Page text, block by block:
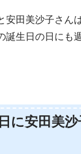
安田美沙子さん
誕生日の日にも
に安田美